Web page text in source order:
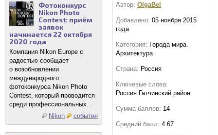
Фотоконкурс
Nikon Photo
Contest: приём
заявок
начинается 22 октября
2020 года
Компания Nikon Europe с
радостью сообщает
о возобновлении
международного
фотоконкурса Nikon Photo
Contest, который проводится
среди профессиональных...
Nikon
события
Автор: OlgaBel
Добавлено: 05 ноября 2015
года
Категория: Города мира.
Архитектура
Страна: Россия
Ключевые слова:
Россия Гатчинский район
Сумма баллов: 14
Средний балл: 4.67